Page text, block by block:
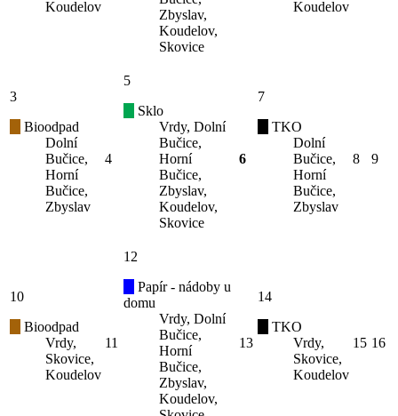
Koudelov
Zbyslav,
Koudelov,
Skovice
Koudelov
3
Bioodpad
Dolní
Bučice,
Horní
Bučice,
Zbyslav
4
5
Sklo
Vrdy, Dolní
Bučice,
Horní
Bučice,
Zbyslav,
Koudelov,
Skovice
6
7
TKO
Dolní
Bučice,
Horní
Bučice,
Zbyslav
8 9
10
Bioodpad
Vrdy,
Skovice,
Koudelov
11
12
Papír - nádoby u
domu
Vrdy, Dolní
Bučice,
Horní
Bučice,
Zbyslav,
Koudelov,
13
14
TKO
Vrdy,
Skovice,
Koudelov
15 16